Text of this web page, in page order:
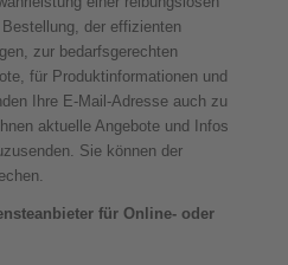
der effizienten
zur bedarfsgerechten
für Produktinformationen und
Ihre E-Mail-Adresse auch zu
aktuelle Angebote und Infos
Sie können der
für Online- oder